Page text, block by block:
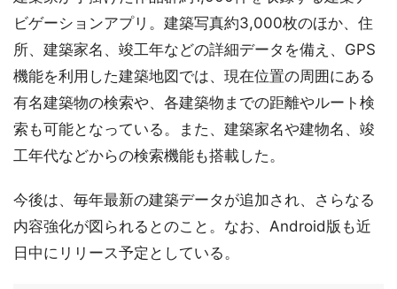
ビゲーションアプリ。建築写真約3,000枚のほか、住
所、建築家名、竣工年などの詳細データを備え、GPS
機能を利用した建築地図では、現在位置の周囲にある
有名建築物の検索や、各建築物までの距離やルート検
索も可能となっている。また、建築家名や建物名、竣
工年代などからの検索機能も搭載した。
今後は、毎年最新の建築データが追加され、さらなる
内容強化が図られるとのこと。なお、Android版も近
日中にリリース予定としている。